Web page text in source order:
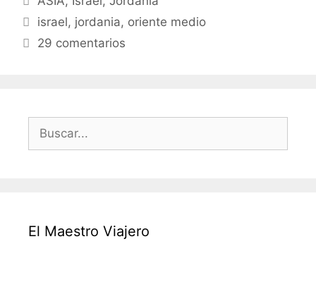
de
Etiquetas
israel, jordania, oriente medio
29 comentarios
Buscar:
El Maestro Viajero